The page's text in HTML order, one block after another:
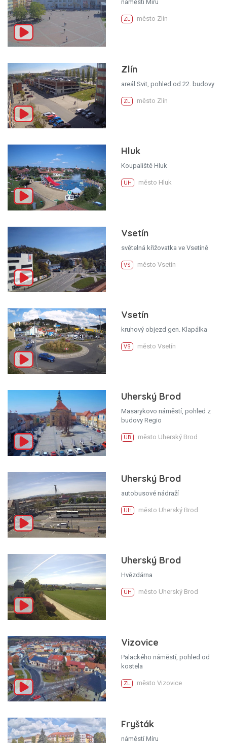
náměstí Míru
ZL město Zlín
Zlín
areál Svit, pohled od 22. budovy
ZL město Zlín
Hluk
Koupaliště Hluk
UH město Hluk
Vsetín
světelná křižovatka ve Vsetíně
VS město Vsetín
Vsetín
kruhový objezd gen. Klapálka
VS město Vsetín
Uherský Brod
Masarykovo náměstí, pohled z
budovy Regio
UB město Uherský Brod
Uherský Brod
autobusové nádraží
UH město Uherský Brod
Uherský Brod
Hvězdárna
UH město Uherský Brod
Vizovice
Palackého náměstí, pohled od
kostela
ZL město Vizovice
Fryšták
náměstí Míru